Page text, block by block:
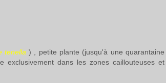
tenella ) , petite plante (jusqu'à une quarantaine
dans les zones caillouteuses et